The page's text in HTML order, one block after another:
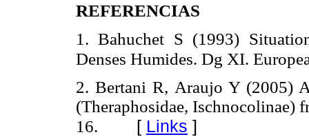
REFERENCIAS
1. Bahuchet S (1993)
Denses Humides. Dg XI.
2. Bertani R, Araujo Y (2005)
(Theraphosidae, Ischnocolinae)
16. [ Links ]